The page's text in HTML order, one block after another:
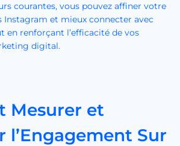
courantes, vous pouvez affiner votre
Instagram et mieux connecter avec
en renforçant l’efficacité de vos
digital.
Mesurer et
l’Engagement Sur